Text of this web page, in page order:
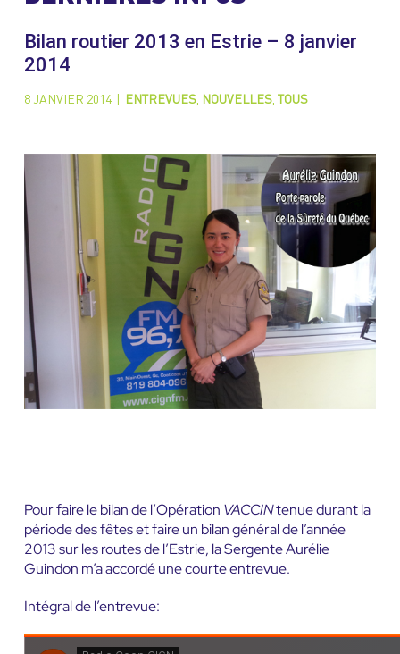
Bilan routier 2013 en Estrie – 8 janvier
2014
8 JANVIER 2014 ENTREVUES, NOUVELLES, TOUS
Pour faire le bilan de l’Opération VACCINtenue durant la
période des fêtes et faire un bilan général de l’année
2013 sur les routes de l’Estrie, la Sergente Aurélie
Guindon m’a accordé une courte entrevue.
Intégral de l’entrevue: